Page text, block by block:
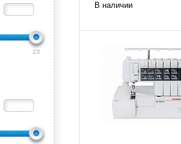
23
В наличии